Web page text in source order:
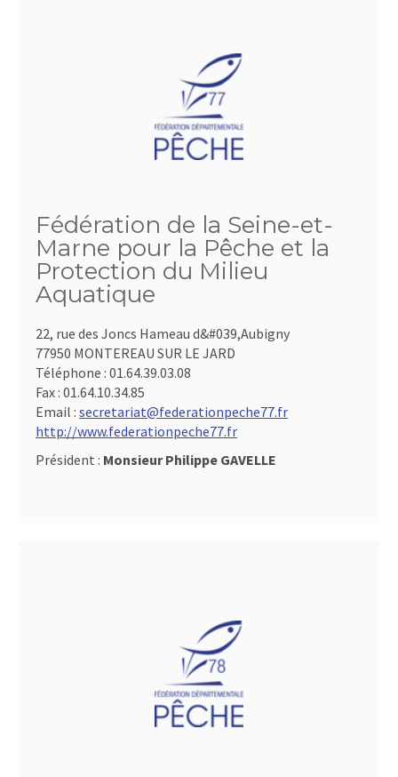
Fédération de la Seine-et-
Marne pour la Pêche et la
Protection du Milieu
Aquatique
22, rue des Joncs Hameau d&#039,Aubigny
77950 MONTEREAU SUR LE JARD
Téléphone : 01.64.39.03.08
Fax : 01.64.10.34.85
Email : secretariat@federationpeche77.fr
http://www.federationpeche77.fr
Président : Monsieur Philippe GAVELLE